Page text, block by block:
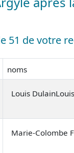
51 de votre
noms
Louis
Marie-Colombe